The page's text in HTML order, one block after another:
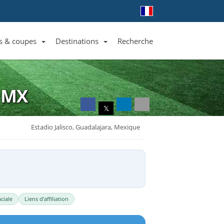
Liste des clubs et équipes
& coupes
Liste des ligues et coupes
Destinations
Toutes les destinations
Recherche
𝕏
Estadio Jalisco, Guadalajara, Mexique
Liens d'affiliation